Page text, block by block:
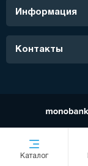
Каталог
Информация
Контакты